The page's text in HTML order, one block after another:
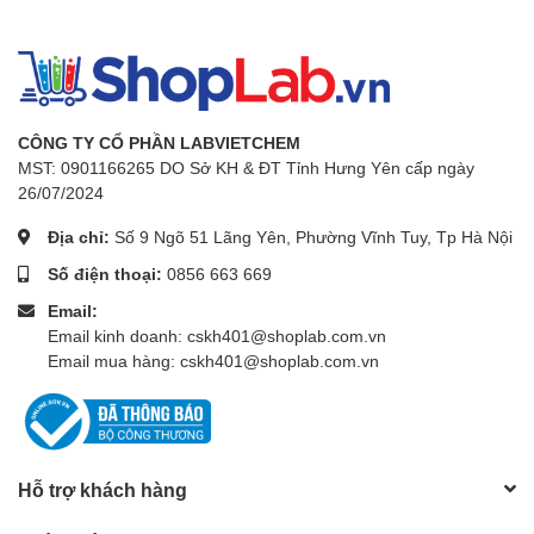
Thông số
kỹ thuật:
- Thời gian gia nhiệt: 20 phút đến 37oC, 20 phút. đến
50oC
- Thời gian phục hồi (Cửa mở 30 giây): 10 phút đến
37oC, 12 phút. đến 50oC
- Công suất máy nén: 1/4HP
- Điều khiển máy nén: Điều khiển tủ lạnh thông minh
- Chất làm lạnh: Hệ thống làm lạnh không chứa
- Bộ định thời gian & Chuông báo: 99giờ 59phút (chế
gian cài đặt
CÔNG TY CỔ PHẦN LABVIETCHEM
MST: 0901166265 DO Sở KH & ĐT Tỉnh Hưng Yên cấp ngày
26/07/2024
Địa chỉ: Số 9 Ngõ 51 Lãng Yên, Phường Vĩnh Tuy, Tp Hà Nội
Số điện thoại: 0856 663 669
Email:
Email kinh doanh: cskh401@shoplab.com.vn
Email mua hàng: cskh401@shoplab.com.vn
Hỗ trợ khách hàng